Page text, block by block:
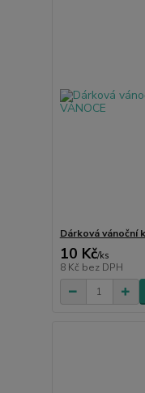
Dárková vánoční
10 Kč/ks
8 Kč bez DPH